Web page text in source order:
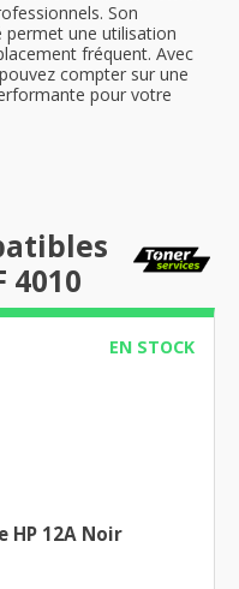
Son
permet une utilisation
fréquent. Avec
compter sur une
pour votre
4010
EN STOCK
HP 12A Noir